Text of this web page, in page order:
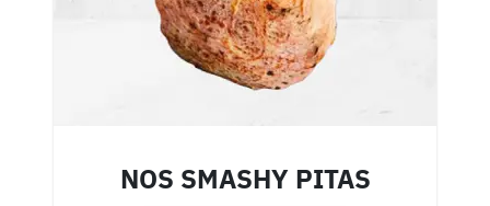
NOS SMASHY PITAS